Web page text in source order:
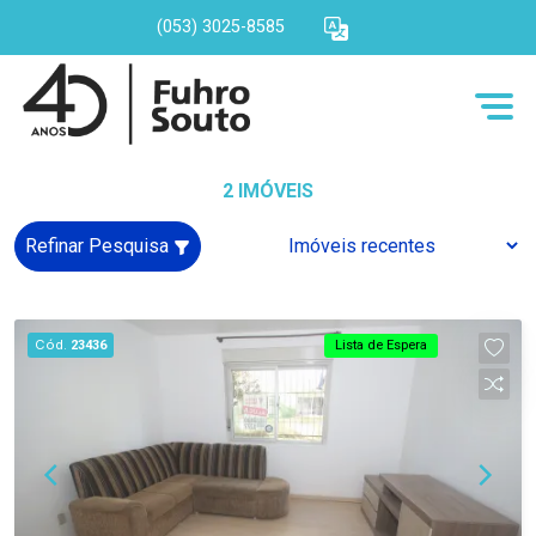
(053) 3025-8585
2 IMÓVEIS
Refinar Pesquisa
Lista de Espera
Cód. 23436